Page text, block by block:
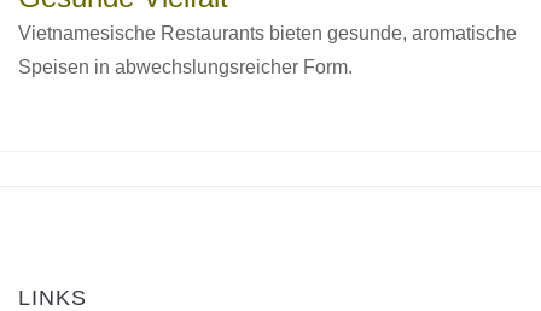
Vietnamesische Restaurants bieten gesunde, aromatische
Speisen in abwechslungsreicher Form.
LINKS